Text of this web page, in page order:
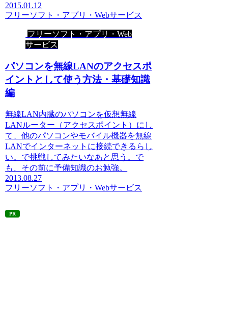
2015.01.12
フリーソフト・アプリ・Webサービス
フリーソフト・アプリ・Web
サービス
パソコンを無線LANのアクセスポ
イントとして使う方法・基礎知識
編
無線LAN内臓のパソコンを仮想無線
LANルーター（アクセスポイント）にし
て、他のパソコンやモバイル機器を無線
LANでインターネットに接続できるらし
い。で挑戦してみたいなあと思う。で
も、その前に予備知識のお勉強。
2013.08.27
フリーソフト・アプリ・Webサービス
PR